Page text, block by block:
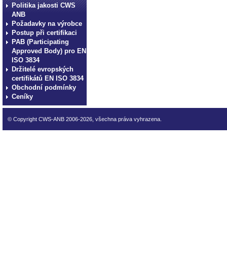
Politika jakosti CWS
ANB
Požadavky na výrobce
Postup při certifikaci
PAB (Participating
Approved Body) pro EN
ISO 3834
Držitelé evropských
certifikátů EN ISO 3834
Obchodní podmínky
Ceníky
© Copyright CWS-ANB 2006-2026, všechna práva vyhrazena.